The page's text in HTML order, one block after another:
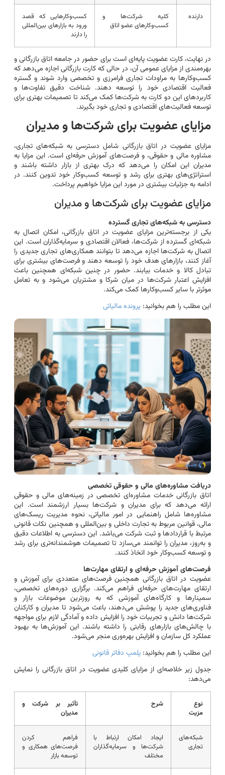
دارنده
کلیه شرکت‌ها و
کسب‌وکارهای عضو اتاق
کسب‌وکارهایی که قصد
ورود به بازارهای بین‌المللی
را دارند
در نهایت، کارت عضویت پایه‌ای است برای حضور در جامعه اتاق بازرگانی و
بهره‌مندی از مزایای عمومی آن، در حالی که کارت بازرگانی اجازه می‌دهد که
کسب‌وکارها به مراودات تجاری فرامرزی و تخصصی وارد شوند و گستره
فعالیت اقتصادی خود را توسعه دهند. شناخت دقیق تفاوت‌ها و
کاربردهای این دو کارت به شرکت‌ها کمک می‌کند تا تصمیمات بهتری برای
توسعه فعالیت‌های اقتصادی و تجاری خود بگیرند.
مزایای عضویت برای شرکت‌ها و مدیران
مزایای عضویت در اتاق بازرگانی شامل دسترسی به شبکه‌های تجاری،
مشاوره مالی و حقوقی، و فرصت‌های آموزش حرفه‌ای است. این مزایا به
مدیران این امکان را می‌دهد که درک بهتری از بازار داشته باشند و
استراتژی‌های بهتری برای رشد و توسعه کسب‌وکار خود تدوین کنند. در
ادامه به جزئیات بیشتری در مورد این مزایا خواهیم پرداخت.
مزایای عضویت برای شرکت‌ها و مدیران
دسترسی به شبکه‌های تجاری گسترده
یکی از برجسته‌ترین مزایای عضویت در اتاق بازرگانی، امکان اتصال به
شبکه‌ای گسترده از شرکت‌ها، فعالان اقتصادی و سرمایه‌گذاران است. این
اتصال به شرکت‌ها اجازه می‌دهد تا بتوانند همکاری‌های تجاری جدیدی را
آغاز کنند، بازارهای هدف خود را توسعه دهند و فرصت‌های بیشتری برای
تبادل کالا و خدمات بیابند. حضور در چنین شبکه‌ای همچنین باعث
افزایش اعتبار شرکت‌ها در میان شرکا و مشتریان می‌شود و به تعامل
موثرتر با سایر کسب‌وکارها کمک می‌کند.
این مطلب را هم بخوانید: پرونده مالیاتی
دریافت مشاوره‌های مالی و حقوقی تخصصی
اتاق بازرگانی خدمات مشاوره‌ای تخصصی در زمینه‌های مالی و حقوقی
ارائه می‌دهد که برای مدیران و شرکت‌ها بسیار ارزشمند است. این
مشاوره‌ها شامل راهنمایی در امور مالیاتی، نحوه مدیریت ریسک‌های
مالی، قوانین مربوط به تجارت داخلی و بین‌المللی و همچنین نکات قانونی
مرتبط با قراردادها و ثبت شرکت می‌باشد. این دسترسی به اطلاعات دقیق
و به‌روز، مدیران را توانمند می‌سازد تا تصمیمات هوشمندانه‌تری برای رشد
و توسعه کسب‌وکار خود اتخاذ کنند.
فرصت‌های آموزش حرفه‌ای و ارتقای مهارت‌ها
عضویت در اتاق بازرگانی همچنین فرصت‌های متعددی برای آموزش و
ارتقای مهارت‌های حرفه‌ای فراهم می‌کند. برگزاری دوره‌های تخصصی،
سمینارها و کارگاه‌های آموزشی که به روزترین موضوعات بازار و
فناوری‌های جدید را پوشش می‌دهند، باعث می‌شود تا مدیران و کارکنان
شرکت‌ها دانش و تجربیات خود را افزایش داده و آمادگی لازم برای مواجهه
با چالش‌های بازارهای رقابتی را داشته باشند. این آموزش‌ها به بهبود
عملکرد کل سازمان و افزایش بهره‌وری منجر می‌شود.
این مطلب را هم بخوانید: پلمپ دفاتر قانونی
جدول زیر خلاصه‌ای از مزایای کلیدی عضویت در اتاق بازرگانی را نمایش
می‌دهد:
نوع
مزیت
شرح
تأثیر بر شرکت و
مدیران
شبکه‌های
تجاری
ایجاد امکان ارتباط با
شرکت‌ها و سرمایه‌گذاران
مختلف
فراهم کردن
فرصت‌های همکاری و
توسعه بازار